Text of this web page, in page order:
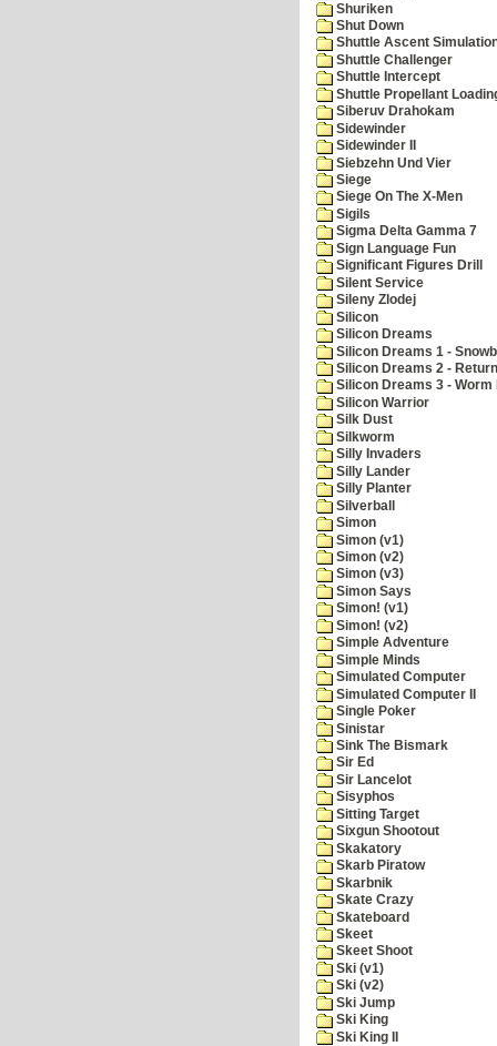
Shuriken
Shut Down
Shuttle Ascent
Shuttle Challenger
Shuttle Intercept
Shuttle Propellant
Siberuv Drahokam
Sidewinder
Sidewinder II
Siebzehn Und Vier
Siege
Siege On The X-Men
Sigils
Sigma Delta Gamma 7
Sign Language Fun
Significant Figures Drill
Silent Service
Sileny Zlodej
Silicon
Silicon Dreams
Silicon Dreams 1 -
Silicon Dreams 2 -
Silicon Dreams 3 - Worm
Silicon Warrior
Silk Dust
Silkworm
Silly Invaders
Silly Lander
Silly Planter
Silverball
Simon
Simon (v1)
Simon (v2)
Simon (v3)
Simon Says
Simon! (v1)
Simon! (v2)
Simple Adventure
Simple Minds
Simulated Computer
Simulated Computer II
Single Poker
Sinistar
Sink The Bismark
Sir Ed
Sir Lancelot
Sisyphos
Sitting Target
Sixgun Shootout
Skakatory
Skarb Piratow
Skarbnik
Skate Crazy
Skateboard
Skeet
Skeet Shoot
Ski (v1)
Ski (v2)
Ski Jump
Ski King
Ski King II